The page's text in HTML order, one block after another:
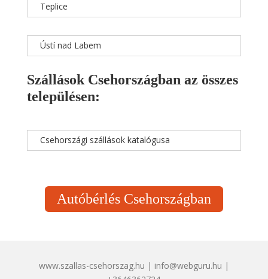
Teplice
Ústí nad Labem
Szállások Csehországban az összes
településen:
Csehországi szállások katalógusa
Autóbérlés Csehországban
www.szallas-csehorszag.hu | info@webguru.hu |